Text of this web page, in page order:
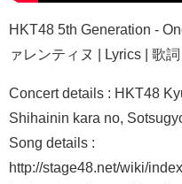
HKT48 5th Generation -
ァレンティヌ | Lyrics | 歌
Concert details : HKT48
Shihainin kara no,
Song details :
http://stage48.net/wiki/